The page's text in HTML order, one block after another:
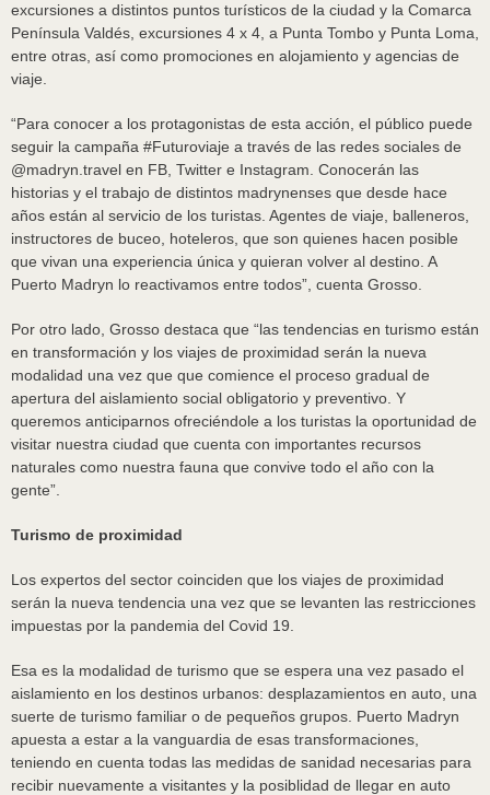
excursiones a distintos puntos turísticos de la ciudad y la Comarca
Península Valdés, excursiones 4 x 4, a Punta Tombo y Punta Loma,
entre otras, así como promociones en alojamiento y agencias de
viaje.
“Para conocer a los protagonistas de esta acción, el público puede
seguir la campaña #Futuroviaje a través de las redes sociales de
@madryn.travel en FB, Twitter e Instagram. Conocerán las
historias y el trabajo de distintos madrynenses que desde hace
años están al servicio de los turistas. Agentes de viaje, balleneros,
instructores de buceo, hoteleros, que son quienes hacen posible
que vivan una experiencia única y quieran volver al destino. A
Puerto Madryn lo reactivamos entre todos”, cuenta Grosso.
Por otro lado, Grosso destaca que “las tendencias en turismo están
en transformación y los viajes de proximidad serán la nueva
modalidad una vez que que comience el proceso gradual de
apertura del aislamiento social obligatorio y preventivo. Y
queremos anticiparnos ofreciéndole a los turistas la oportunidad de
visitar nuestra ciudad que cuenta con importantes recursos
naturales como nuestra fauna que convive todo el año con la
gente”.
Turismo de proximidad
Los expertos del sector coinciden que los viajes de proximidad
serán la nueva tendencia una vez que se levanten las restricciones
impuestas por la pandemia del Covid 19.
Esa es la modalidad de turismo que se espera una vez pasado el
aislamiento en los destinos urbanos: desplazamientos en auto, una
suerte de turismo familiar o de pequeños grupos. Puerto Madryn
apuesta a estar a la vanguardia de esas transformaciones,
teniendo en cuenta todas las medidas de sanidad necesarias para
recibir nuevamente a visitantes y la posiblidad de llegar en auto